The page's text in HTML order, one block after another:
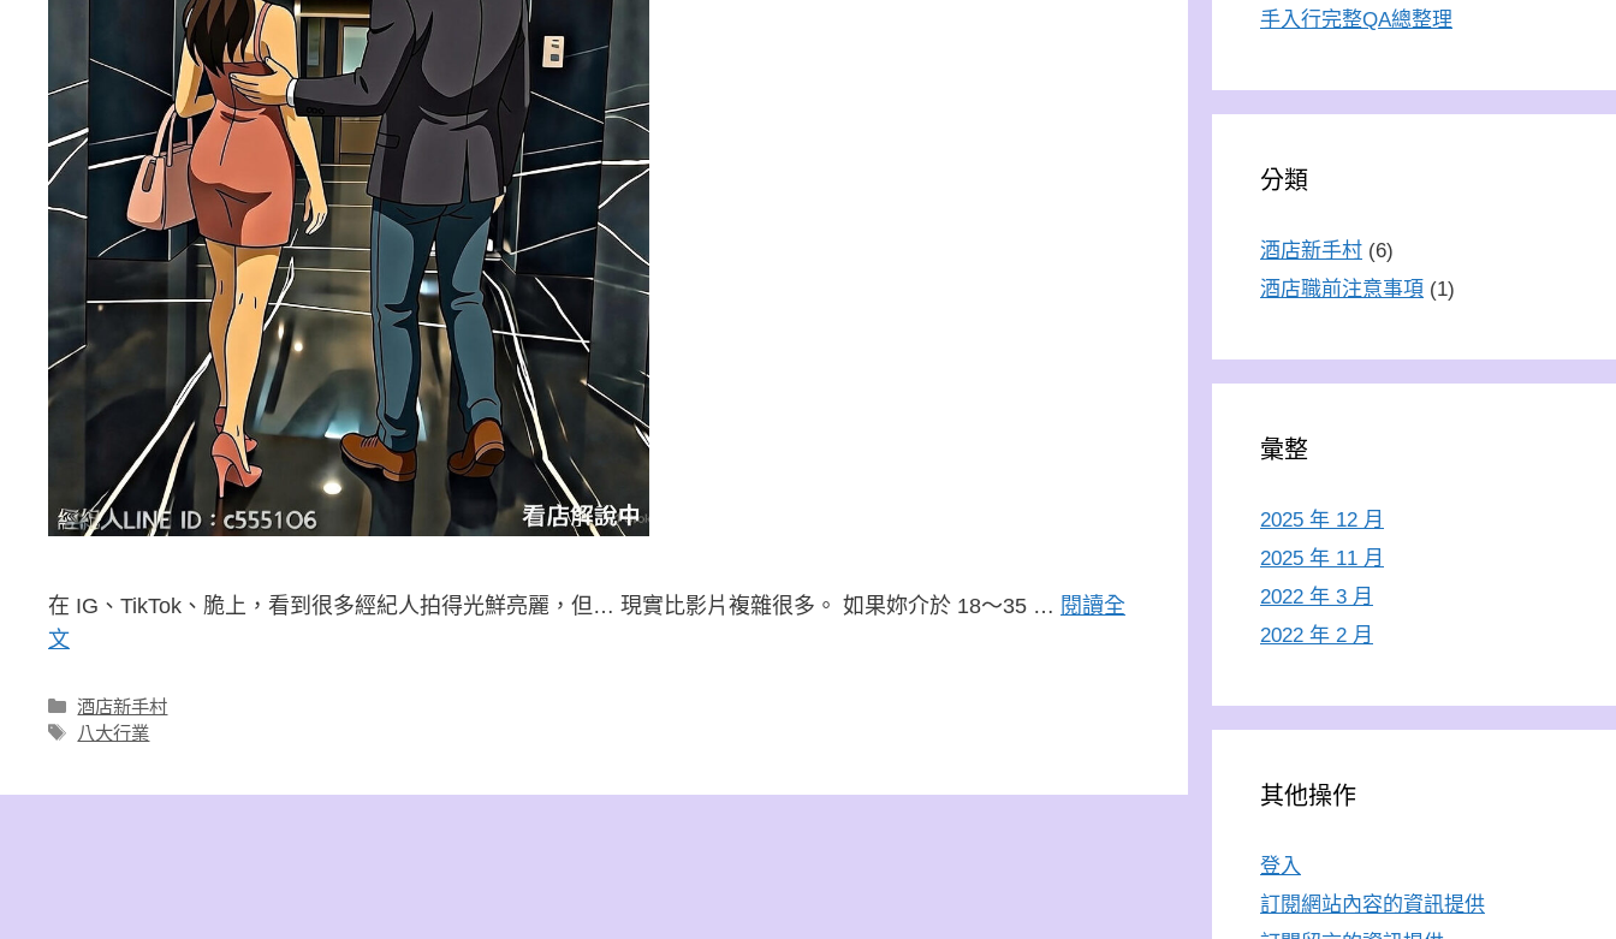
在 IG、TikTok、脆上，看到很多經紀人拍得光鮮亮麗，但… 現實比影片複雜很多。 如果妳介於 18～35 … 閱讀全
文
分
類
酒店新手村
標
八大行業
手入行完整QA總整理
分類
酒店新手村 (6)
酒店職前注意事項 (1)
彙整
2025 年 12 月
2025 年 11 月
2022 年 3 月
2022 年 2 月
其他操作
登入
訂閱網站內容的資訊提供